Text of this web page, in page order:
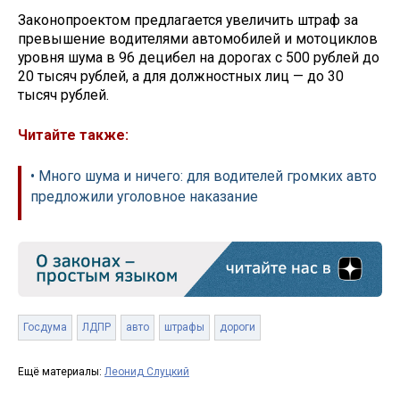
Законопроектом предлагается увеличить штраф за
превышение водителями автомобилей и мотоциклов
уровня шума в 96 децибел на дорогах с 500 рублей до
20 тысяч рублей, а для должностных лиц — до 30
тысяч рублей.
Читайте также:
• Много шума и ничего: для водителей громких авто
предложили уголовное наказание
Госдума ЛДПР авто штрафы дороги
Ещё материалы: Леонид Слуцкий